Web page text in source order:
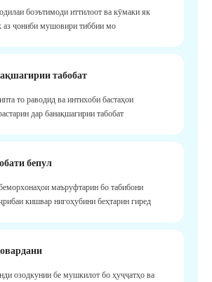
боэътимоди иттилоот ва кӯмаки як
аз ҷониби мушовири тиббии мо
табобат
то раводид ва интихоби бастаҳои
дар банақшагирии табобат
бепул
маъруфтарин бо табибони
кишвар нигоҳубини беҳтарин гиред
озодкунии бе мушкилот бо ҳуҷҷатҳо ва